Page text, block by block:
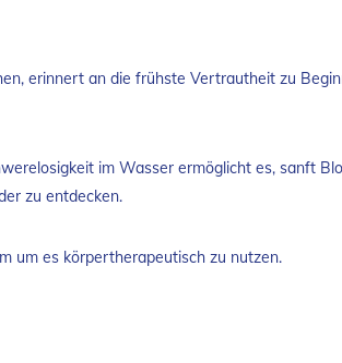
erinnert an die frühste Vertrautheit zu
im Wasser ermöglicht es, sanft
zu entdecken.
um es körpertherapeutisch zu nutzen.